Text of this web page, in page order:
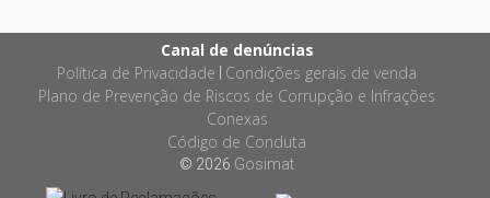
Canal de denúncias
Política de Privacidade Condições gerais de venda
Plano de Prevenção de Riscos de Corrupção e Infrações
Conexas
Código de Conduta
© 2026 Gosimat